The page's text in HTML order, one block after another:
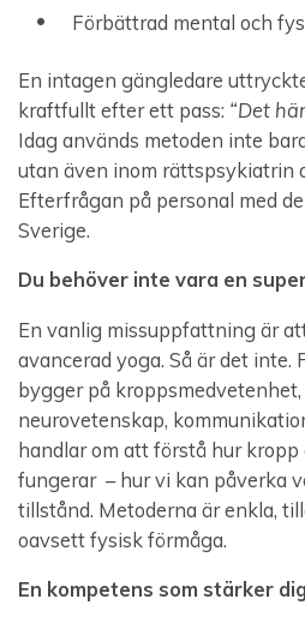
Förbättrad mental och
En intagen gängledare
kraftfullt efter ett pass: “Det
Idag används metoden inte
utan även inom rättspsykiatrin
Efterfrågan på personal med
Sverige.
Du behöver inte vara en
En vanlig missuppfattning är
avancerad yoga. Så är det
bygger på
neurovetenskap,
handlar om att förstå hur kropp
fungerar – hur vi kan påverka
tillstånd. Metoderna är enkla,
oavsett fysisk förmåga.
En kompetens som stärker